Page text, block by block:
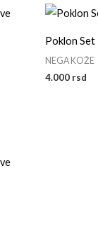
Poklon Set
NEGA KOŽE
4.000 rsd